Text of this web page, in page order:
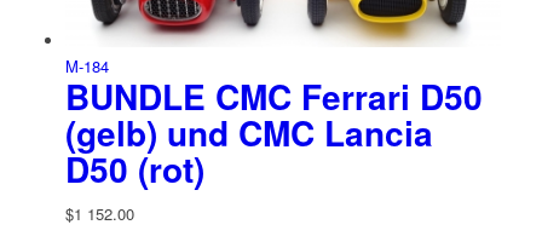
M-184
BUNDLE CMC Ferrari D50
(gelb) und CMC Lancia
D50 (rot)
$1 152.00